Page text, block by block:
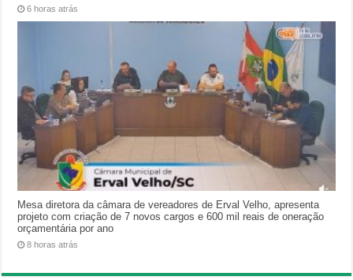
6 horas atrás
Mesa diretora da câmara de vereadores de Erval Velho, apresenta
projeto com criação de 7 novos cargos e 600 mil reais de oneração
orçamentária por ano
8 horas atrás